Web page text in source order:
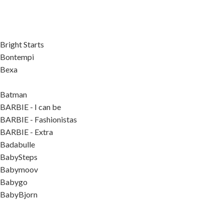
Bright Starts
Bontempi
Bexa
Batman
BARBIE - I can be
BARBIE - Fashionistas
BARBIE - Extra
Badabulle
BabySteps
Babymoov
Babygo
BabyBjorn